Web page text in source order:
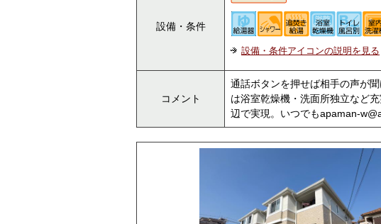
設備・条件
設備・条件アイコンの説明を見る
コメント
通話ボタンを押せば相手の声が
は浴室乾燥機・洗面所独立など
辺で実現。いつでもapaman-